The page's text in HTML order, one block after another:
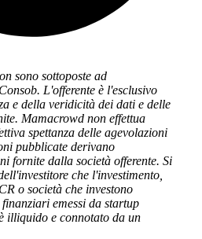
sono sottoposte ad
L'offerente è l'esclusivo
e della veridicità dei dati e delle
Mamacrowd non effettua
spettanza delle agevolazioni
pubblicate derivano
fornite dalla società offerente. Si
che l'investimento,
o società che investono
emessi da startup
illiquido e connotato da un